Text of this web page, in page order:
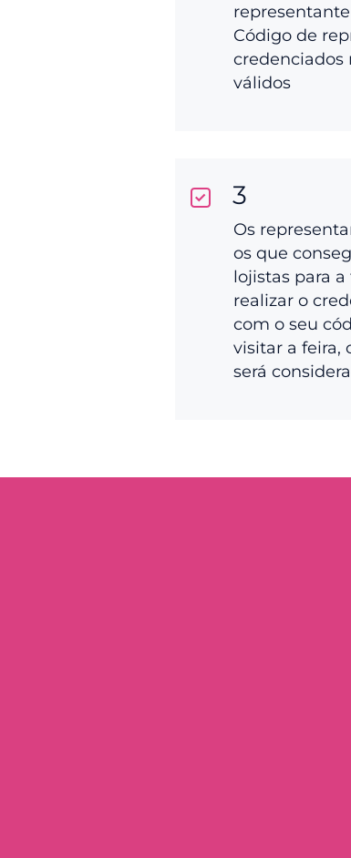
Código de
credenciados
válidos
3
Os
os que
lojistas para a
realizar o
com o seu
visitar a feira,
será